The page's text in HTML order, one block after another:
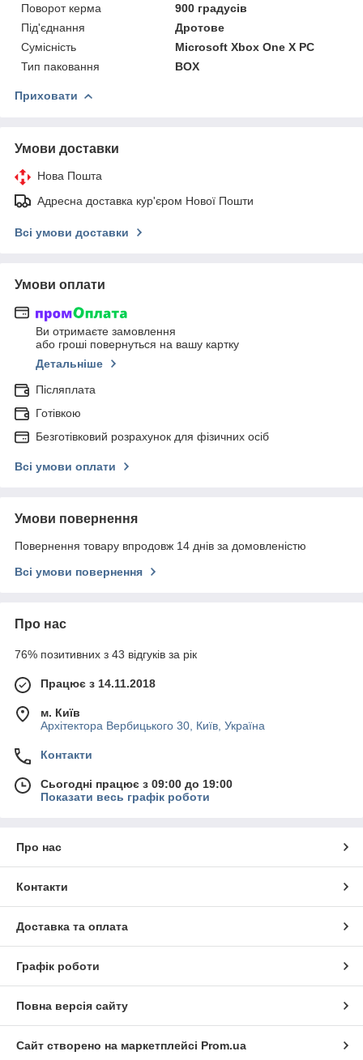
Поворот керма
900 градусів
Під'єднання
Дротове
Сумісність
Microsoft Xbox One X PC
Тип паковання
BOX
Приховати
Умови доставки
Нова Пошта
Адресна доставка кур'єром Нової Пошти
Всі умови доставки
Умови оплати
Ви отримаєте замовлення
або гроші повернуться на вашу картку
Детальніше
Післяплата
Готівкою
Безготівковий розрахунок для фізичних осіб
Всі умови оплати
Умови повернення
Повернення товару впродовж 14 днів за домовленістю
Всі умови повернення
Про нас
76% позитивних з 43 відгуків за рік
Працює з 14.11.2018
м. Київ
Архітектора Вербицького 30, Київ, Україна
Контакти
Сьогодні працює з 09:00 до 19:00
Показати весь графік роботи
Про нас
Контакти
Доставка та оплата
Графік роботи
Повна версія сайту
Сайт створено на маркетплейсі Prom.ua